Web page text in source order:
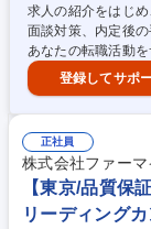
ます。将来的には海外
【広島】提案営業★
EB面接可
求人の紹介をはじ
面談対策、内定後
あなたの転職活動を
登録してサポ
正社員
株式会社ファーマ
【東京/品質保
リーディング